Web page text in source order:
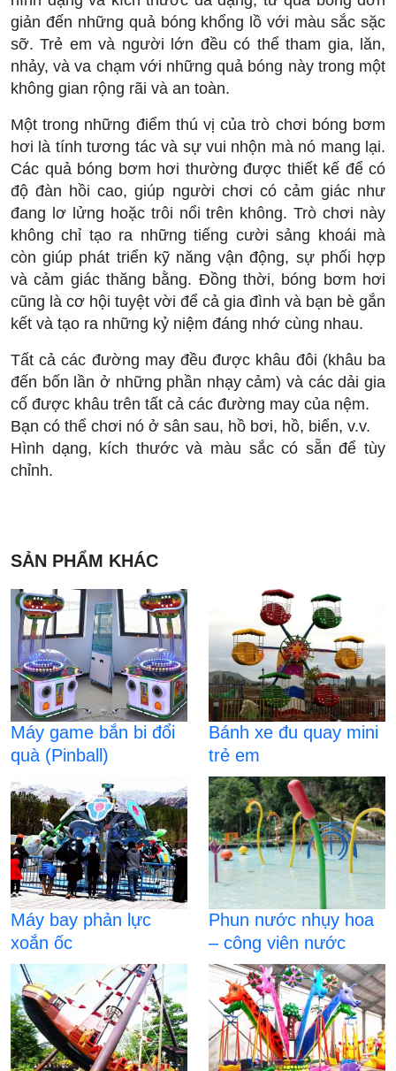
giản đến những quả bóng khổng lồ với màu sắc sặc
sỡ. Trẻ em và người lớn đều có thể tham gia, lăn,
nhảy, và va chạm với những quả bóng này trong một
không gian rộng rãi và an toàn.
Một trong những điểm thú vị của trò chơi bóng bơm
hơi là tính tương tác và sự vui nhộn mà nó mang lại.
Các quả bóng bơm hơi thường được thiết kế để có
độ đàn hồi cao, giúp người chơi có cảm giác như
đang lơ lửng hoặc trôi nổi trên không. Trò chơi này
không chỉ tạo ra những tiếng cười sảng khoái mà
còn giúp phát triển kỹ năng vận động, sự phối hợp
và cảm giác thăng bằng. Đồng thời, bóng bơm hơi
cũng là cơ hội tuyệt vời để cả gia đình và bạn bè gắn
kết và tạo ra những kỷ niệm đáng nhớ cùng nhau.
Tất cả các đường may đều được khâu đôi (khâu ba
đến bốn lần ở những phần nhạy cảm) và các dải gia
cố được khâu trên tất cả các đường may của nệm.
Bạn có thể chơi nó ở sân sau, hồ bơi, hồ, biển, v.v.
Hình dạng, kích thước và màu sắc có sẵn để tùy
chỉnh.
SẢN PHẨM KHÁC
Máy game bắn bi đổi
quà (Pinball)
Bánh xe đu quay mini
trẻ em
Máy bay phản lực
xoắn ốc
Phun nước nhụy hoa
– công viên nước